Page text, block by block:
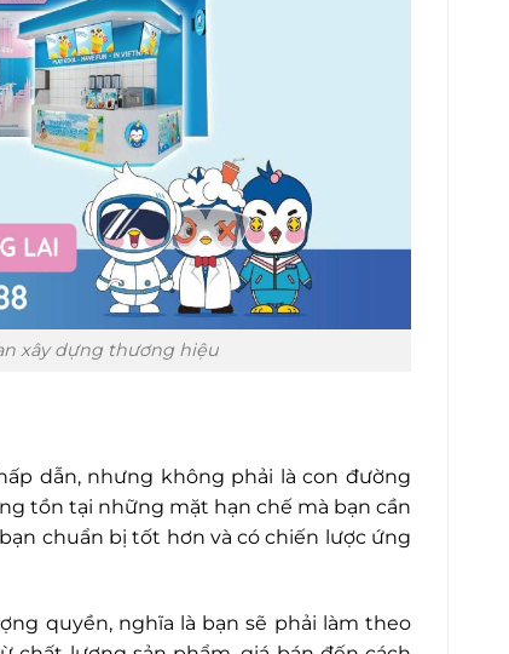
xây dựng thương hiệu
dẫn, nhưng không phải là con đường
tồn tại những mặt hạn chế mà bạn cần
chuẩn bị tốt hơn và có chiến lược ứng
quyền, nghĩa là bạn sẽ phải làm theo